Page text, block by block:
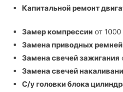
Капитальной ремонт
Замер компрессии от 1000
Замена приводных ремней
Замена свечей зажигания
Замена свечей
С/у головки блока